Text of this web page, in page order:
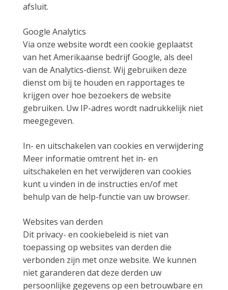
afsluit.
Google Analytics
Via onze website wordt een cookie geplaatst
van het Amerikaanse bedrijf Google, als deel
van de Analytics-dienst. Wij gebruiken deze
dienst om bij te houden en rapportages te
krijgen over hoe bezoekers de website
gebruiken. Uw IP-adres wordt nadrukkelijk niet
meegegeven.
In- en uitschakelen van cookies en verwijdering
Meer informatie omtrent het in- en
uitschakelen en het verwijderen van cookies
kunt u vinden in de instructies en/of met
behulp van de help-functie van uw browser.
Websites van derden
Dit privacy- en cookiebeleid is niet van
toepassing op websites van derden die
verbonden zijn met onze website. We kunnen
niet garanderen dat deze derden uw
persoonlijke gegevens op een betrouwbare en